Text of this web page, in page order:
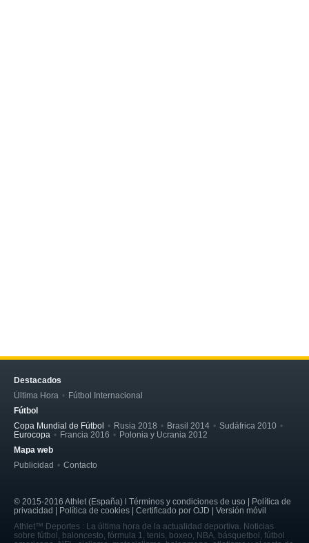
Destacados
Última Hora
Fútbol Internacional
Fútbol
Copa Mundial de Fútbol
Rusia 2018 Brasil 2014
Sudáfrica 2010
Eurocopa
Francia 2016
Polonia y Ucrania 2012
Mapa web
Publicidad
Contacto
© 2015-2016 Athlet (España) l Términos y condiciones de uso | Política de
privacidad | Política de cookies | Certificado por OJD | Versión móvil
Athlet™ Deportes : La última hora de la actualidad deportiva. Noticias
sobre fútbol, baloncesto, fórmula 1, tenis, boxeo, NBA, básquetbol, fútbol